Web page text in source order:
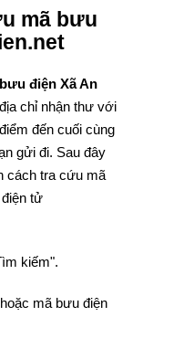
mã bưu
điện Xã An
chỉ nhận thư với
đến cuối cùng
gửi đi. Sau đây
cách tra cứu mã
tử
kiếm".
mã bưu điện